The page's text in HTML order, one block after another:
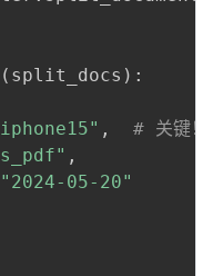
( split_docs ) :
,
# 关键！
,
"2024-05-20"